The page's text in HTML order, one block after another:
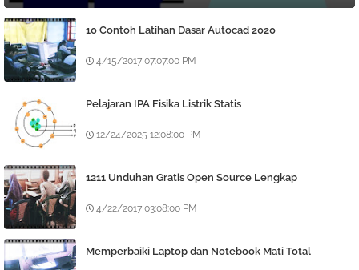
10 Contoh Latihan Dasar Autocad 2020
4/15/2017 07:07:00 PM
Pelajaran IPA Fisika Listrik Statis
12/24/2025 12:08:00 PM
1211 Unduhan Gratis Open Source Lengkap
4/22/2017 03:08:00 PM
Memperbaiki Laptop dan Notebook Mati Total